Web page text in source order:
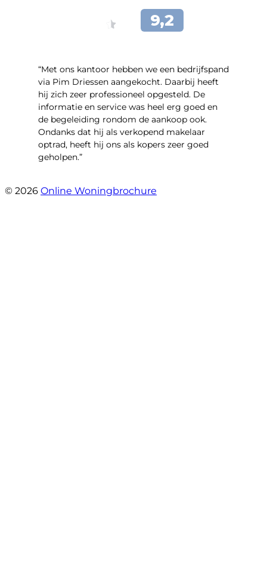
“Met ons kantoor hebben we een bedrijfspand
via Pim Driessen aangekocht. Daarbij heeft
hij zich zeer professioneel opgesteld. De
informatie en service was heel erg goed en
de begeleiding rondom de aankoop ook.
Ondanks dat hij als verkopend makelaar
optrad, heeft hij ons als kopers zeer goed
geholpen.”
© 2026 Online Woningbrochure